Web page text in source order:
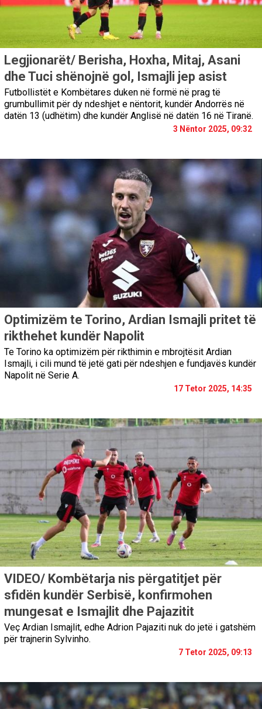
Legjionarët/ Berisha, Hoxha, Mitaj, Asani
dhe Tuci shënojnë gol, Ismajli jep asist
Futbollistët e Kombëtares duken në formë në prag të
grumbullimit për dy ndeshjet e nëntorit, kundër Andorrës në
datën 13 (udhëtim) dhe kundër Anglisë në datën 16 në Tiranë.
3 Nëntor 2025, 09:32
Optimizëm te Torino, Ardian Ismajli pritet të
rikthehet kundër Napolit
Te Torino ka optimizëm për rikthimin e mbrojtësit Ardian
Ismajli, i cili mund të jetë gati për ndeshjen e fundjavës kundër
Napolit në Serie A.
17 Tetor 2025, 14:35
VIDEO/ Kombëtarja nis përgatitjet për
sfidën kundër Serbisë, konfirmohen
mungesat e Ismajlit dhe Pajazitit
Veç Ardian Ismajlit, edhe Adrion Pajaziti nuk do jetë i gatshëm
për trajnerin Sylvinho.
7 Tetor 2025, 09:13